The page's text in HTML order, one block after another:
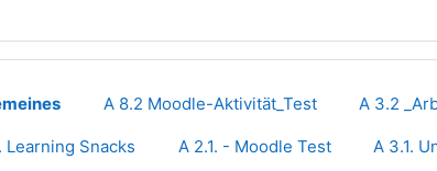
A 8.2 Moodle-Aktivität_Test A 3.2
Learning Snacks A 2.1. - Moodle Test